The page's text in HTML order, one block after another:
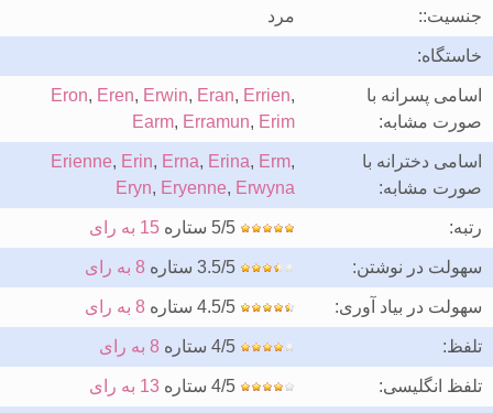
جنسیت:: مرد
خاستگاه:
اسامی پسرانه با
صورت مشابه:
Eron, Eren, Erwin, Eran, Errien,
Earm, Erramun, Erim
اسامی دخترانه با
صورت مشابه:
Erienne, Erin, Erna, Erina, Erm,
Eryn, Eryenne, Erwyna
رتبه: 15 به رای
سهولت در نوشتن: 8 به رای
سهولت در بیاد آوری: 8 به رای
تلفظ: 8 به رای
تلفظ انگلیسی: 13 به رای